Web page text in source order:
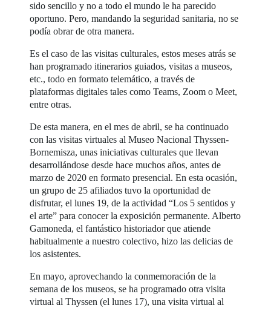
sido sencillo y no a todo el mundo le ha parecido
oportuno. Pero, mandando la seguridad sanitaria, no se
podía obrar de otra manera.
Es el caso de las visitas culturales, estos meses atrás se
han programado itinerarios guiados, visitas a museos,
etc., todo en formato telemático, a través de
plataformas digitales tales como Teams, Zoom o Meet,
entre otras.
De esta manera, en el mes de abril, se ha continuado
con las visitas virtuales al Museo Nacional Thyssen-
Bornemisza, unas iniciativas culturales que llevan
desarrollándose desde hace muchos años, antes de
marzo de 2020 en formato presencial. En esta ocasión,
un grupo de 25 afiliados tuvo la oportunidad de
disfrutar, el lunes 19, de la actividad “Los 5 sentidos y
el arte” para conocer la exposición permanente. Alberto
Gamoneda, el fantástico historiador que atiende
habitualmente a nuestro colectivo, hizo las delicias de
los asistentes.
En mayo, aprovechando la conmemoración de la
semana de los museos, se ha programado otra visita
virtual al Thyssen (el lunes 17), una visita virtual al